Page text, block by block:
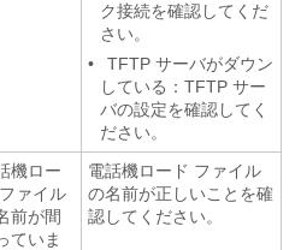
ク接続を確認してくだ
さい。
•
TFTP サーバがダウン
している：TFTP サー
バの設定を確認してく
ださい。
機ロー
ファイル
前が間
ていま
電話機ロード ファイル
の名前が正しいことを確
認してください。